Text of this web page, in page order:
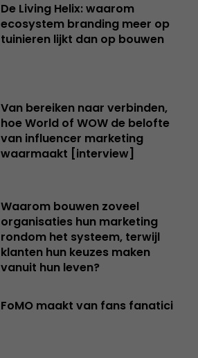
De Living Helix: waarom
ecosystem branding meer op
tuinieren lijkt dan op bouwen
Van bereiken naar verbinden,
hoe World of WOW de belofte
van influencer marketing
waarmaakt [interview]
Waarom bouwen zoveel
organisaties hun marketing
rondom het systeem, terwijl
klanten hun keuzes maken
vanuit hun leven?
FoMO maakt van fans fanatici